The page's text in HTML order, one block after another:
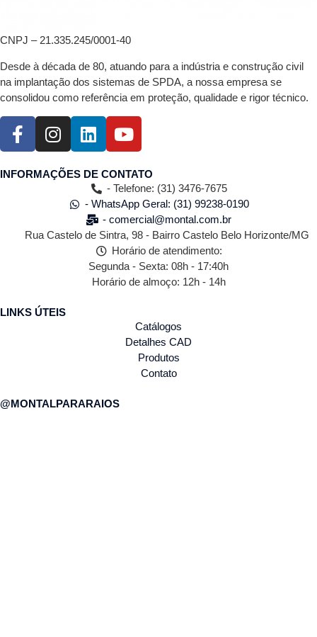
CNPJ – 21.335.245/0001-40
Desde à década de 80, atuando para a indústria e construção civil
na implantação dos sistemas de SPDA, a nossa empresa se
consolidou como referência em proteção, qualidade e rigor técnico.
INFORMAÇÕES DE CONTATO
- Telefone: (31) 3476-7675
- WhatsApp Geral: (31) 99238-0190
- comercial@montal.com.br
Rua Castelo de Sintra, 98 - Bairro Castelo Belo Horizonte/MG
Horário de atendimento:
Segunda - Sexta: 08h - 17:40h
Horário de almoço: 12h - 14h
LINKS ÚTEIS
Catálogos
Detalhes CAD
Produtos
Contato
@MONTALPARARAIOS